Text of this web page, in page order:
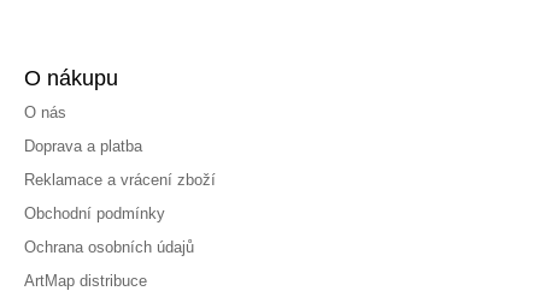
O nákupu
O nás
Doprava a platba
Reklamace a vrácení zboží
Obchodní podmínky
Ochrana osobních údajů
ArtMap distribuce